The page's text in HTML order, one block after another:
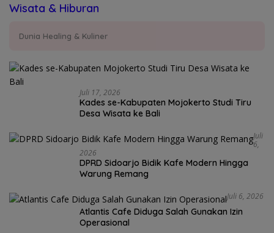
Wisata & Hiburan
Dunia Healing & Kuliner
Juli 17, 2026
Kades se-Kabupaten Mojokerto Studi Tiru
Desa Wisata ke Bali
Juli
6,
2026
DPRD Sidoarjo Bidik Kafe Modern Hingga
Warung Remang
Juli 6, 2026
Atlantis Cafe Diduga Salah Gunakan Izin
Operasional